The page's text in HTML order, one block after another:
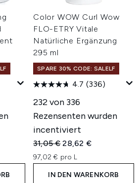
Color WOW Curl Wow
FLO-ETRY Vitale
Natürliche Ergänzung
295 ml
SPARE 30% CODE: SALELF
4.7 (336)
232 von 336
Rezensenten wurden
incentiviert
Unverbindliche
31,05 €Aktueller Preis:
28,62 €
97,02 € pro L
IN DEN WARENKORB